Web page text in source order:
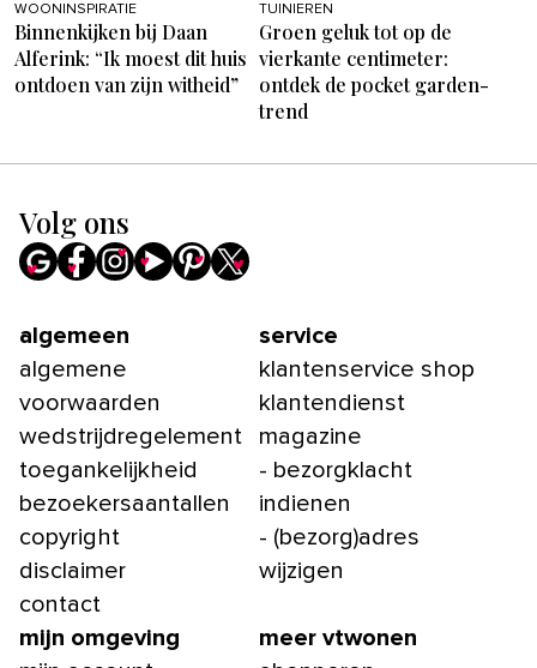
WOONINSPIRATIE
Binnenkijken bij Daan
Alferink: “Ik moest dit huis
ontdoen van zijn witheid”
TUINIEREN
Groen geluk tot op de
vierkante centimeter:
ontdek de pocket garden-
trend
Volg ons
algemeen
algemene
voorwaarden
wedstrijdregelement
toegankelijkheid
bezoekersaantallen
copyright
disclaimer
contact
service
klantenservice shop
klantendienst
magazine
- bezorgklacht
indienen
- (bezorg)adres
wijzigen
mijn omgeving
meer vtwonen